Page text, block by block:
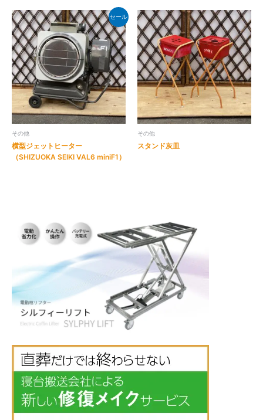
セール
その他
横型ジェットヒーター
（SHIZUOKA SEIKI VAL6 miniF1）
その他
スタンド灰皿